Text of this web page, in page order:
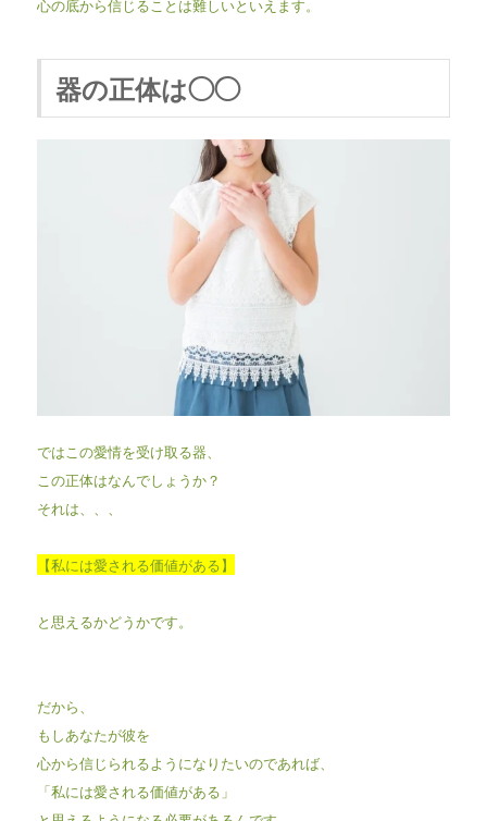
心の底から信じることは難しいといえます。
器の正体は◯◯
ではこの愛情を受け取る器、
この正体はなんでしょうか？
それは、、、
【私には愛される価値がある】
と思えるかどうかです。
だから、
もしあなたが彼を
心から信じられるようになりたいのであれば、
「私には愛される価値がある」